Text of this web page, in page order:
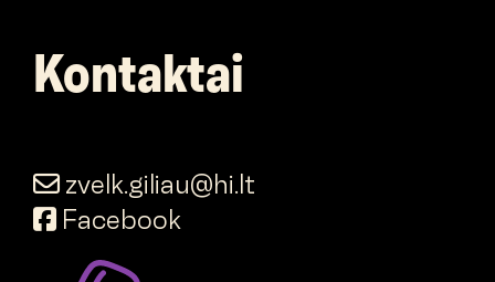
Kontaktai
zvelk.giliau@hi.lt
Facebook